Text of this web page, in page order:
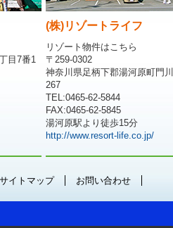
目7番1
(株)リゾートライフ
リゾート物件はこちら
〒259-0302
神奈川県足柄下郡湯河原町門川
267
TEL:0465-62-5844
FAX:0465-62-5845
湯河原駅より徒歩15分
http://www.resort-life.co.jp/
サイトマップ お問い合わせ